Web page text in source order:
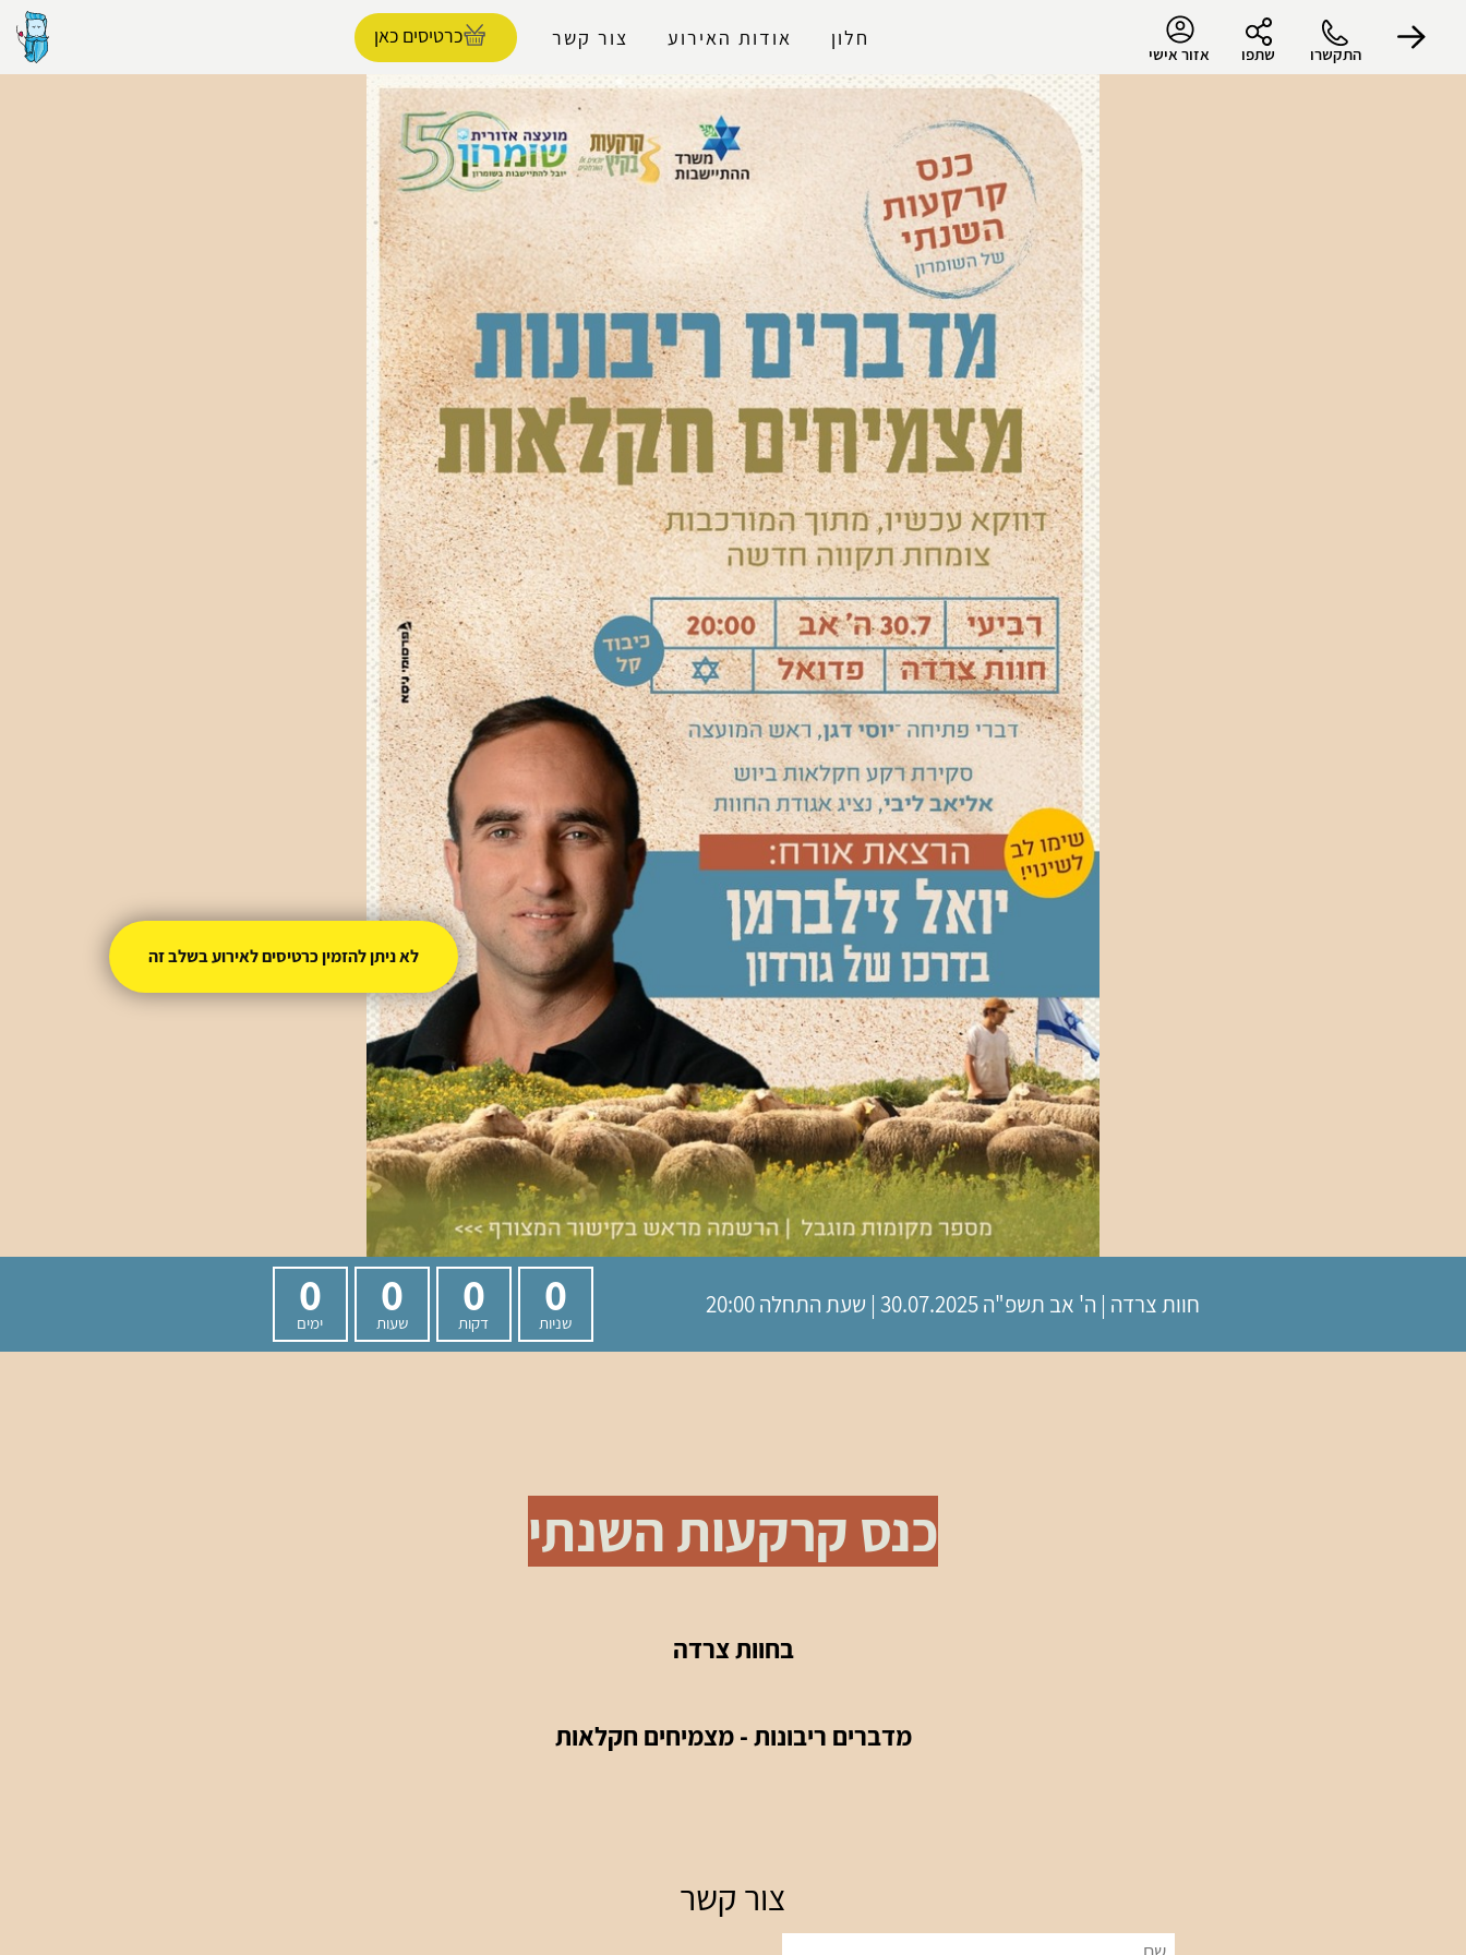
התקשרו שתפו אזור אישי
חלון אודות האירוע צור קשר כרטיסים כאן
חוות צרדה | ה' אב תשפ"ה30.07.2025 | שעת התחלה 20:00 0
שניות
0
דקות
0
שעות
0
ימים
כנס קרקעות השנתי
בחוות צרדה
מדברים ריבונות - מצמיחים חקלאות
צור קשר
לא ניתן להזמין כרטיסים לאירוע בשלב זה